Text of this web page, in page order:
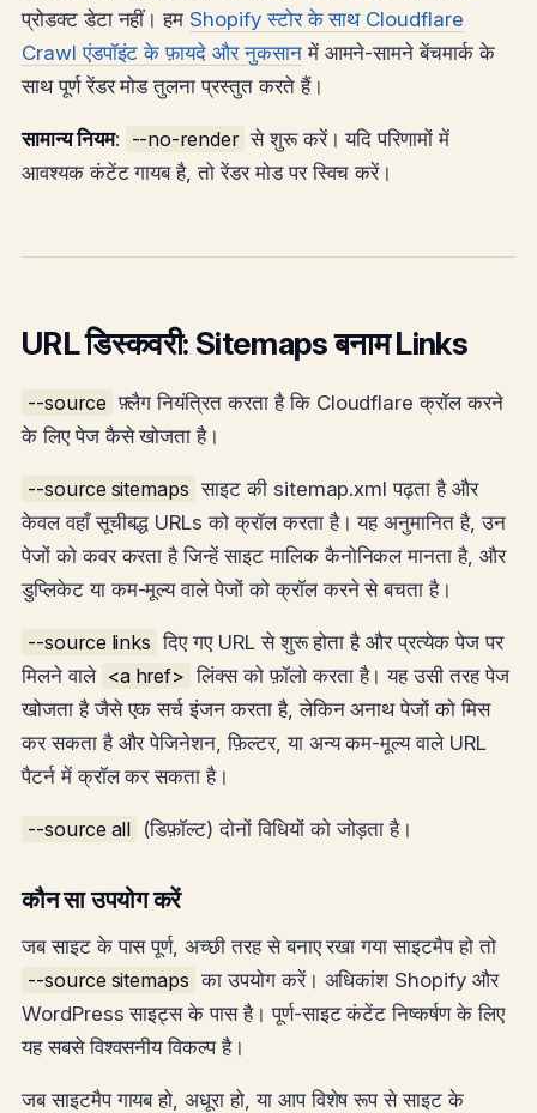
प्रोडक्ट डेटा नहीं। हम Shopify स्टोर के साथ Cloudflare
Crawl एंडपॉइंट के फ़ायदे और नुकसानमें आमने-सामने बेंचमार्क के
साथ पूर्ण रेंडर मोड तुलना प्रस्तुत करते हैं।
सामान्य नियम: --no-render से शुरू करें। यदि परिणामों में
आवश्यक कंटेंट गायब है, तो रेंडर मोड पर स्विच करें।
URL डिस्कवरी: Sitemaps बनाम Links
--source फ़्लैग नियंत्रित करता है कि Cloudflare क्रॉल करने
के लिए पेज कैसे खोजता है।
--source sitemaps साइट की sitemap.xml पढ़ता है और
केवल वहाँ सूचीबद्ध URLs को क्रॉल करता है। यह अनुमानित है, उन
पेजों को कवर करता है जिन्हें साइट मालिक कैनोनिकल मानता है, और
डुप्लिकेट या कम-मूल्य वाले पेजों को क्रॉल करने से बचता है।
--source links दिए गए URL से शुरू होता है और प्रत्येक पेज पर
मिलने वाले <a href> लिंक्स को फ़ॉलो करता है। यह उसी तरह पेज
खोजता है जैसे एक सर्च इंजन करता है, लेकिन अनाथ पेजों को मिस
कर सकता है और पेजिनेशन, फ़िल्टर, या अन्य कम-मूल्य वाले URL
पैटर्न में क्रॉल कर सकता है।
--source all (डिफ़ॉल्ट) दोनों विधियों को जोड़ता है।
कौन सा उपयोग करें
जब साइट के पास पूर्ण, अच्छी तरह से बनाए रखा गया साइटमैप हो तो
--source sitemaps का उपयोग करें। अधिकांश Shopify और
WordPress साइट्स के पास है। पूर्ण-साइट कंटेंट निष्कर्षण के लिए
यह सबसे विश्वसनीय विकल्प है।
जब साइटमैप गायब हो, अधूरा हो, या आप विशेष रूप से साइट के